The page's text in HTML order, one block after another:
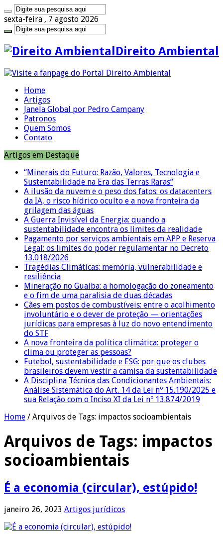
sexta-feira , 7 agosto 2026
Direito Ambiental
Home
Artigos
Janela Global por Pedro Campany
Patronos
Quem Somos
Contato
Artigos em Destaque
“Minerais do Futuro: Razão, Valores, Tecnologia e
Sustentabilidade na Era das Terras Raras”
A ilusão da nuvem e o peso dos fatos: os datacenters
da IA, o risco hídrico oculto e a nova fronteira da
grilagem das águas
A Guerra Invisível da Energia: quando a
sustentabilidade encontra os limites da realidade
Pagamento por serviços ambientais em APP e Reserva
Legal: os limites do poder regulamentar no Decreto
13.018/2026
Tragédias Climáticas: memória, vulnerabilidade e
resiliência
Mineração no Guaíba: a homologação do zoneamento
e o fim de uma paralisia de duas décadas
Cães em postos de combustíveis: entre o acolhimento
involuntário e o dever de proteção — orientações
jurídicas para empresas à luz do novo entendimento
do STF
A nova fronteira da política climática: proteger o
clima ou proteger as pessoas?
Futebol, sustentabilidade e ESG: por que os clubes
brasileiros devem vestir a camisa da sustentabilidade
A Disciplina Técnica das Condicionantes Ambientais:
Análise Sistemática do Art. 14 da Lei nº 15.190/2025 e
sua Relação com o Inciso XI da Lei nº 13.874/2019
Home / Arquivos de Tags: impactos socioambientais
Arquivos de Tags: impactos
socioambientais
É a economia (circular), estúpido!
janeiro 26, 2023 Artigos jurídicos